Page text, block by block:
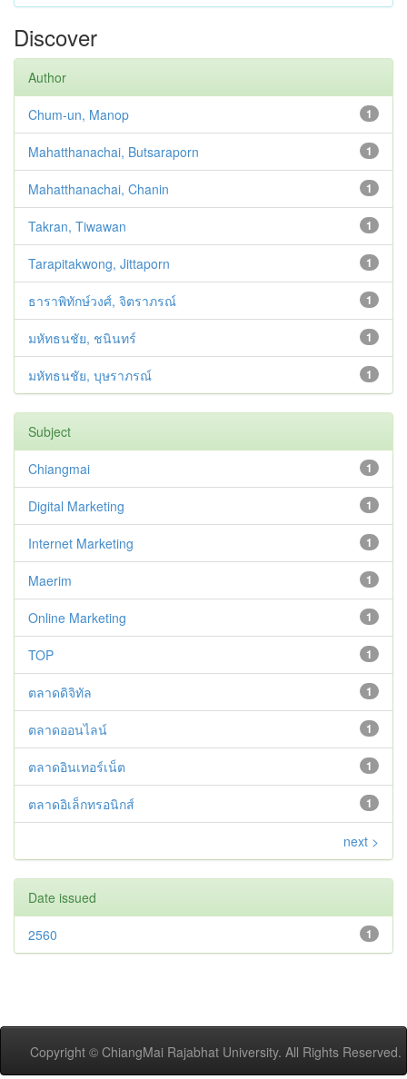
Discover
Author
1
Chum-un, Manop
1
Mahatthanachai, Butsaraporn
1
Mahatthanachai, Chanin
1
Takran, Tiwawan
1
Tarapitakwong, Jittaporn
1
ธาราพิทักษ์วงศ์, จิตราภรณ์
1
มหัทธนชัย, ชนินทร์
1
มหัทธนชัย, บุษราภรณ์
Subject
1
Chiangmai
1
Digital Marketing
1
Internet Marketing
1
Maerim
1
Online Marketing
1
TOP
1
ตลาดดิจิทัล
1
ตลาดออนไลน์
1
ตลาดอินเทอร์เน็ต
1
ตลาดอิเล็กทรอนิกส์
next >
Date issued
1
2560
Copyright © ChiangMai Rajabhat University. All Rights Reserved.